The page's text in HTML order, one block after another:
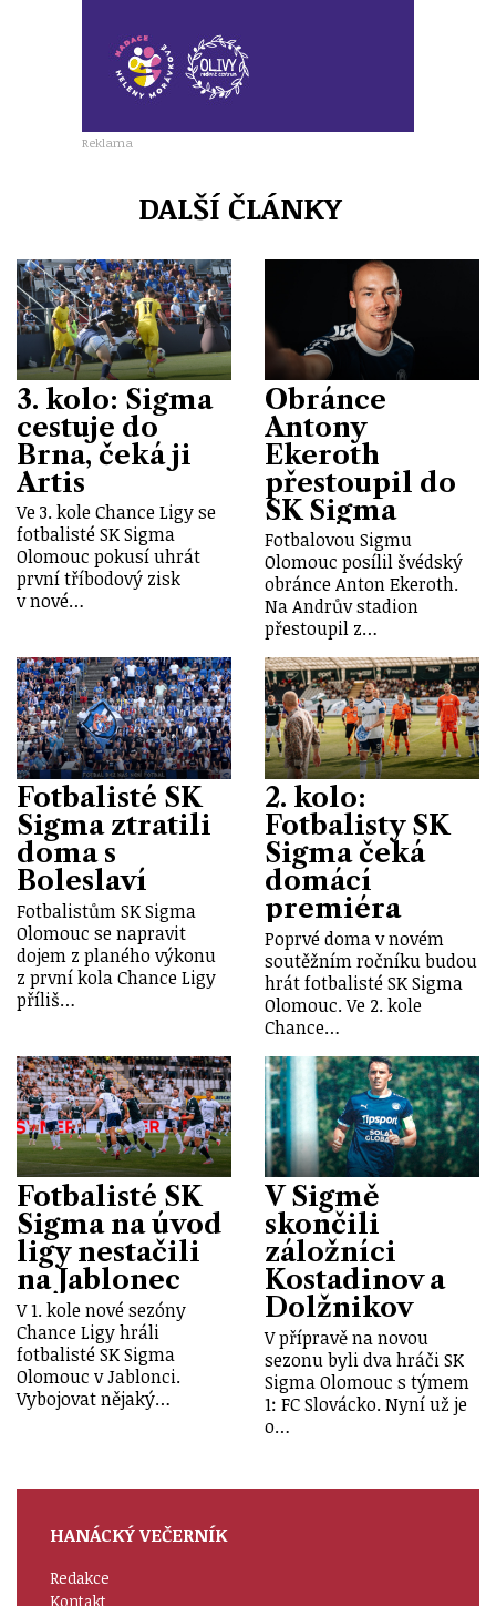
Reklama
DALŠÍ ČLÁNKY
3. kolo: Sigma
cestuje do
Brna, čeká ji
Artis
Ve 3. kole Chance Ligy se
fotbalisté SK Sigma
Olomouc pokusí uhrát
první tříbodový zisk
v nové…
Obránce
Antony
Ekeroth
přestoupil do
SK Sigma
Fotbalovou Sigmu
Olomouc posílil švédský
obránce Anton Ekeroth.
Na Andrův stadion
přestoupil z…
Fotbalisté SK
Sigma ztratili
doma s
Boleslaví
Fotbalistům SK Sigma
Olomouc se napravit
dojem z planého výkonu
z první kola Chance Ligy
příliš…
2. kolo:
Fotbalisty SK
Sigma čeká
domácí
premiéra
Poprvé doma v novém
soutěžním ročníku budou
hrát fotbalisté SK Sigma
Olomouc. Ve 2. kole
Chance…
Fotbalisté SK
Sigma na úvod
ligy nestačili
na Jablonec
V 1. kole nové sezóny
Chance Ligy hráli
fotbalisté SK Sigma
Olomouc v Jablonci.
Vybojovat nějaký…
V Sigmě
skončili
záložníci
Kostadinov a
Dolžnikov
V přípravě na novou
sezonu byli dva hráči SK
Sigma Olomouc s týmem
1: FC Slovácko. Nyní už je
o…
HANÁCKÝ VEČERNÍK
Redakce
Kontakt